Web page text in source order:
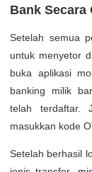
Bank Secara
Setelah semua
untuk menyetor
buka aplikasi
banking milik
telah terdaftar.
masukkan kode
Setelah berhasil